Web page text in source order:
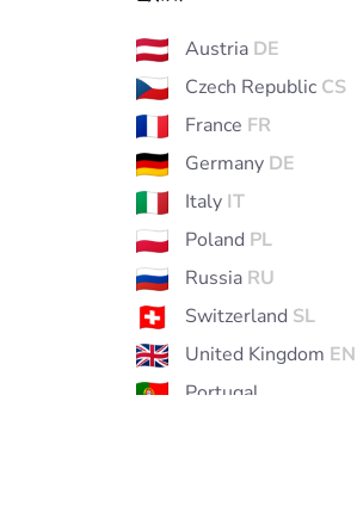
Austria DE
Czech Republic CS
France FR
Germany DE
Italy IT
Poland PL
Russia RU
Switzerland SL
United Kingdom EN
Portugal